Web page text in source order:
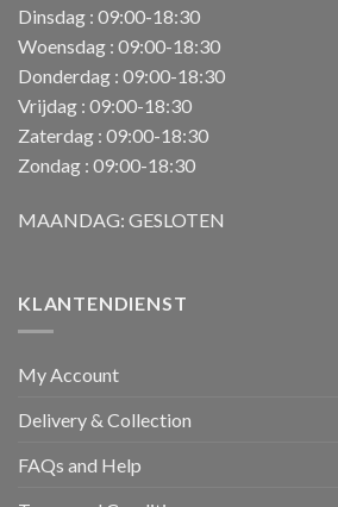
Dinsdag : 09:00-18:30
Woensdag : 09:00-18:30
Donderdag : 09:00-18:30
Vrijdag : 09:00-18:30
Zaterdag : 09:00-18:30
Zondag : 09:00-18:30
MAANDAG: GESLOTEN
KLANTENDIENST
My Account
Delivery & Collection
FAQs and Help